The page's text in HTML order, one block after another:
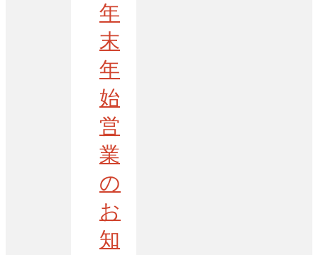
年
末
年
始
営
業
の
お
知